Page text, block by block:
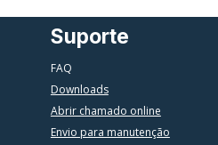
Suporte
FAQ
Downloads
Abrir chamado online
Envio para manutenção